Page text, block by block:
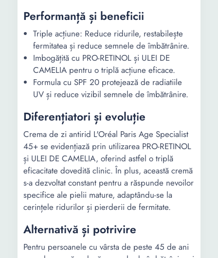
Performanță și beneficii
Triple acțiune: Reduce ridurile, restabilește
fermitatea și reduce semnele de îmbătrânire.
Imbogățită cu PRO-RETINOL și ULEI DE
CAMELIA pentru o triplă acțiune eficace.
Formula cu SPF 20 protejează de radiatiile
UV și reduce vizibil semnele de îmbătrânire.
Diferențiatori și evoluție
Crema de zi antirid L'Oréal Paris Age Specialist
45+ se evidențiază prin utilizarea PRO-RETINOL
și ULEI DE CAMELIA, oferind astfel o triplă
eficacitate dovedită clinic. În plus, această cremă
s-a dezvoltat constant pentru a răspunde nevoilor
specifice ale pielii mature, adaptându-se la
cerințele ridurilor și pierderii de fermitate.
Alternativă și potrivire
Pentru persoanele cu vârsta de peste 45 de ani